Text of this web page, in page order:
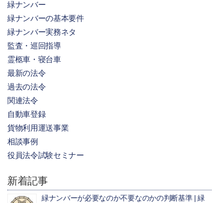
緑ナンバー
緑ナンバーの基本要件
緑ナンバー実務ネタ
監査・巡回指導
霊柩車・寝台車
最新の法令
過去の法令
関連法令
自動車登録
貨物利用運送事業
相談事例
役員法令試験セミナー
新着記事
緑ナンバーが必要なのか不要なのかの判断基準 | 緑